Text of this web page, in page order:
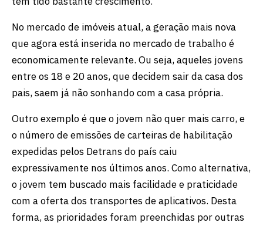
No mercado de imóveis atual, a geração mais nova
que agora está inserida no mercado de trabalho é
economicamente relevante. Ou seja, aqueles jovens
entre os 18 e 20 anos, que decidem sair da casa dos
pais, saem já não sonhando com a casa própria.
Outro exemplo é que o jovem não quer mais carro, e
o número de emissões de carteiras de habilitação
expedidas pelos Detrans do país caiu
expressivamente nos últimos anos. Como alternativa,
o jovem tem buscado mais facilidade e praticidade
com a oferta dos transportes de aplicativos. Desta
forma, as prioridades foram preenchidas por outras